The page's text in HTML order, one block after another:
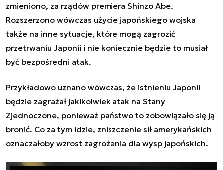
zmieniono, za rządów premiera Shinzo Abe.
Rozszerzono wówczas użycie japońskiego wojska
także na inne sytuacje, które mogą zagrozić
przetrwaniu Japonii i nie koniecznie będzie to musiał
być bezpośredni atak.
Przykładowo uznano wówczas, że istnieniu Japonii
będzie zagrażał jakikolwiek atak na Stany
Zjednoczone, ponieważ państwo to zobowiązało się ją
bronić. Co za tym idzie, zniszczenie sił amerykańskich
oznaczałoby wzrost zagrożenia dla wysp japońskich.